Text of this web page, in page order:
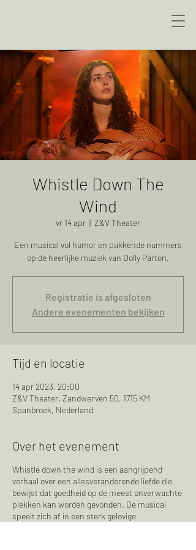
Whistle Down The
Wind
vr 14 apr
  |
Z&V Theater
Een musical vol humor en pakkende nummers
op de heerlijke muziek van Dolly Parton.
Registratie is afgesloten
Andere evenementen bekijken
Tijd en locatie
14 apr 2023, 20:00
Z&V Theater, Zandwerven 50, 1715 KM
Spanbroek, Nederland
Over het evenement
Whistle down the wind is een aangrijpend
verhaal over een allesveranderende liefde die
bewijst dat goedheid op de meest onverwachte
plekken kan worden gevonden. De musical
speelt zich af in een sterk gelovige